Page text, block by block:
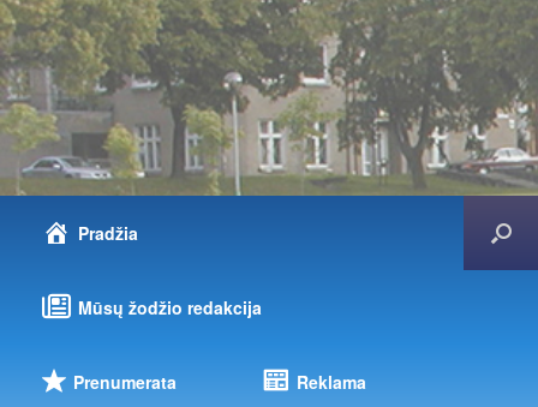
Pradžia
Mūsų žodžio redakcija
Prenumerata Reklama